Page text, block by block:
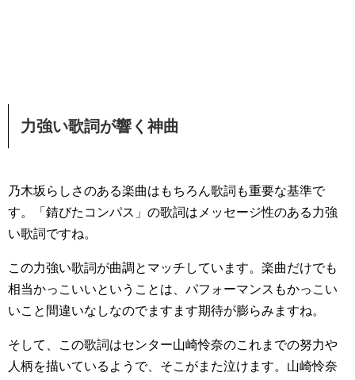
力強い歌詞が響く神曲
乃木坂らしさのある楽曲はもちろん歌詞も重要な基準で
す。「錆びたコンパス」の歌詞はメッセージ性のある力強
い歌詞ですね。
この力強い歌詞が曲調とマッチしています。楽曲だけでも
相当かっこいいということは、パフォーマンスもかっこい
いこと間違いなしなのでますます期待が膨らみますね。
そして、この歌詞はセンター山崎怜奈のこれまでの努力や
人柄を描いているようで、そこがまた泣けます。山崎怜奈